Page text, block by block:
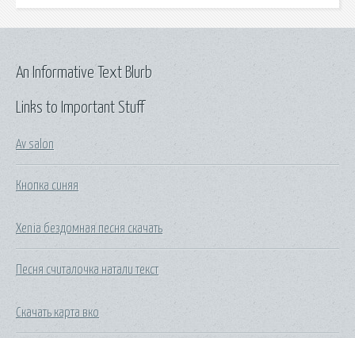
Links to Important Stuff
Av salon
Кнопка синяя
Xenia бездомная песня скачать
Песня считалочка натали текст
Скачать карта вко
An Informative Text Blurb